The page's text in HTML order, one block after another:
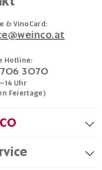
& VinoCard:
Hotline:
3070
Uhr
Feiertage)